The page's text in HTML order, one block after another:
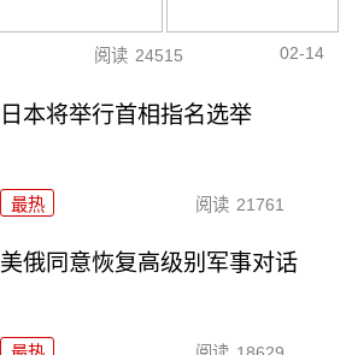
阅读 24515 02-14
日本将举行首相指名选举
最热 阅读 21761
美俄同意恢复高级别军事对话